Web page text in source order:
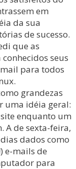
em
da sua
de sucesso.
que as
seus
para todos
grandezas
uma idéia geral:
enquanto um
A de sexta-feira,
dados como
e-mails de
para